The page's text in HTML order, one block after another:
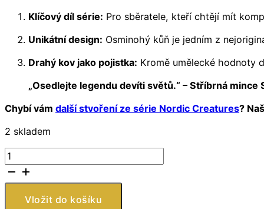
Klíčový díl série: Pro sběratele, kteří chtějí mít
Unikátní design: Osminohý kůň je jedním z
Drahý kov jako pojistka: Kromě umělecké hodnoty
„Osedlejte legendu devíti světů.“ – Stříbrná
Chybí vám další stvoření ze série Nordic Creatures?
2 skladem
Stříbrná
mince
Sleipnir
Vložit do košíku